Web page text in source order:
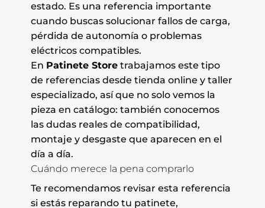
estado. Es una referencia importante
cuando buscas solucionar fallos de carga,
pérdida de autonomía o problemas
eléctricos compatibles.
En Patinete Storetrabajamos este tipo
de referencias desde tienda online y taller
especializado, así que no solo vemos la
pieza en catálogo: también conocemos
las dudas reales de compatibilidad,
montaje y desgaste que aparecen en el
día a día.
Cuándo merece la pena comprarlo
Te recomendamos revisar esta referencia
si estás reparando tu patinete,